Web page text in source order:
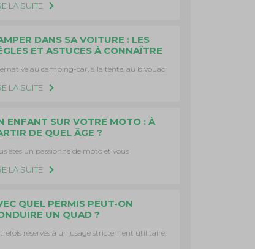
LA SUITE
DANS SA VOITURE : LES
ET ASTUCES À CONNAÎTRE
au camping-car, à la tente, au bivouac
LA SUITE
ENFANT SUR VOTRE MOTO : À
DE QUEL ÂGE ?
êtes un passionné de moto et vous
LA SUITE
QUEL PERMIS PEUT-ON
UN QUAD ?
réservés à un usage strictement utilitaire,